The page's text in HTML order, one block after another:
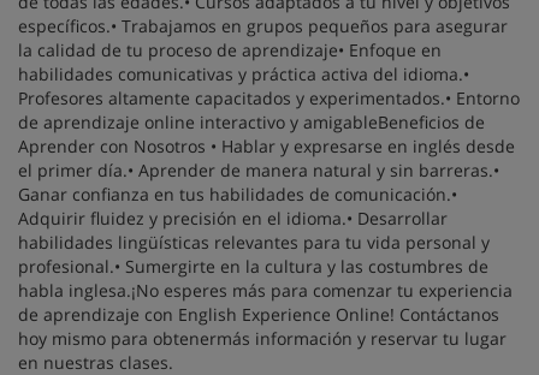
específicos.• Trabajamos en grupos pequeños para asegurar
la calidad de tu proceso de aprendizaje• Enfoque en
habilidades comunicativas y práctica activa del idioma.•
Profesores altamente capacitados y experimentados.• Entorno
de aprendizaje online interactivo y amigableBeneficios de
Aprender con Nosotros • Hablar y expresarse en inglés desde
el primer día.• Aprender de manera natural y sin barreras.•
Ganar confianza en tus habilidades de comunicación.•
Adquirir fluidez y precisión en el idioma.• Desarrollar
habilidades lingüísticas relevantes para tu vida personal y
profesional.• Sumergirte en la cultura y las costumbres de
habla inglesa.¡No esperes más para comenzar tu experiencia
de aprendizaje con English Experience Online! Contáctanos
hoy mismo para obtenermás información y reservar tu lugar
en nuestras clases.